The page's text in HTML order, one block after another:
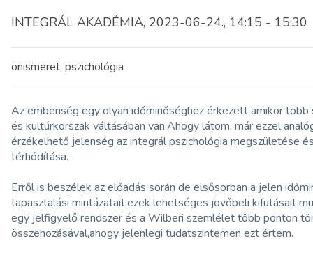
INTEGRÁL AKADÉMIA, 2023-06-24., 14:15 - 15:30
önismeret, pszichológia
Az emberiség egy olyan időminőséghez érkezett amikor több
és kultúrkorszak váltásában van.Ahogy látom, már ezzel
érzékelhető jelenség az integrál pszichológia megszületése
térhódítása.
Erről is beszélek az előadás során de elsősorban a jelen
tapasztalási mintázatait,ezek lehetséges jövőbeli kifutásait
egy jelfigyelő rendszer és a Wilberi szemlélet több ponton
összehozásával,ahogy jelenlegi tudatszintemen ezt értem.